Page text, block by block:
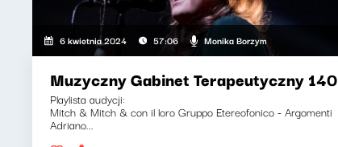
6 kwietnia 2024 57:06 Monika Borzym
Muzyczny Gabinet Terapeutyczny 140
Playlista audycji:
Mitch & Mitch & con il loro Gruppo Etereofonico - Argomenti
Adriano...